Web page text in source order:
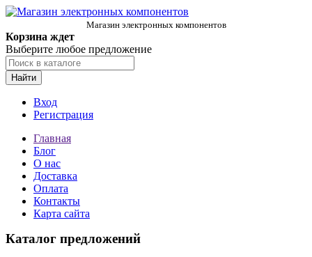
Магазин электронных компонентов
Корзина ждет
Выберите любое предложение
Найти
Вход
Регистрация
Главная
Блог
О нас
Доставка
Оплата
Контакты
Карта сайта
Каталог предложений